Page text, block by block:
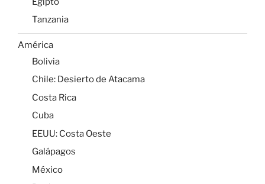
Tanzania
América
Bolivia
Chile: Desierto de Atacama
Costa Rica
Cuba
EEUU: Costa Oeste
Galápagos
México